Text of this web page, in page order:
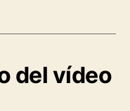
del vídeo